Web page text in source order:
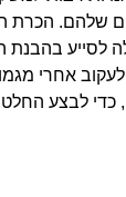
שלהם. הכרת
לסייע בהבנת
אחרי
לבצע